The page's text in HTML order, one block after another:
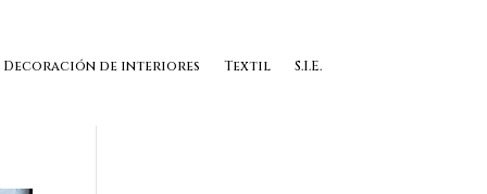
Decoración de interiores Textil S.I.E.